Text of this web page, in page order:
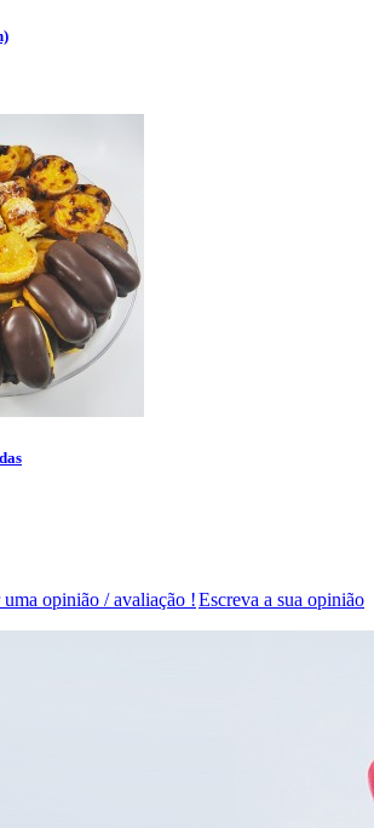
Escreva a sua opinião
opinião / avaliação !